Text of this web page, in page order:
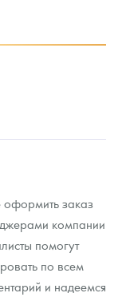
оформить заказ
компании
помогут
по всем
и надеемся